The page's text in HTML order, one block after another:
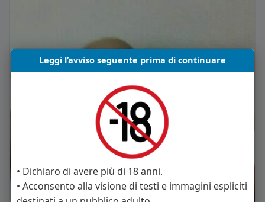
Leggi l’avviso seguente prima di continuare
• Dichiaro di avere più di 18 anni.
• Acconsento alla visione di testi e immagini espliciti